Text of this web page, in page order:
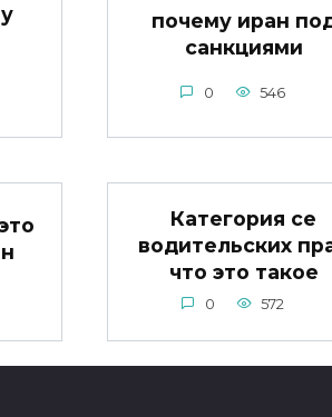
почему иран
санкциями
0 546
Категория се
водительских
что это такое
0 572